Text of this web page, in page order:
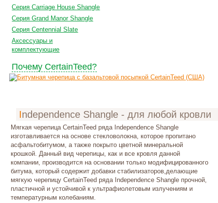
Серия Carriage House Shangle
Серия Grand Manor Shangle
Серия Centennial Slate
Аксессуары и
комплектующие
Почему CertainTeed?
Independence Shangle - для любой кровли
Мягкая черепица CertainTeed ряда Independence Shangle
изготавливается на основе стекловолокна, которое пропитано
асфальтобитумом, а также покрыто цветной минеральной
крошкой. Данный вид черепицы, как и все кровля данной
компании, производится на основании только модифицированного
битума, который содержит добавки стабилизаторов,делающие
мягкую черепицу CertainTeed ряда Independence Shangle прочной,
пластичной и устойчивой к ультрафиолетовым излучениям и
температурным колебаниям.